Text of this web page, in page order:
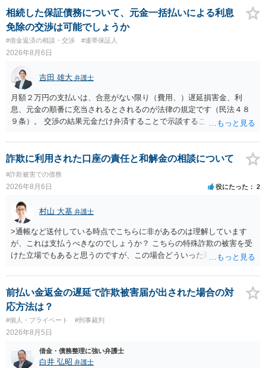
相続した保証債務について、元金一括払いによる利息
免除の交渉は可能でしょうか
#借金返済の相談・交渉 #連帯保証人
2026年8月6日
吉田 雄大 弁護士
月額２万円の支払いは、合意がない限り（費用、）遅延損害金、利
息、元金の順番に充当されるとされるのが法律の規定です（民法４８
９条）。 交渉の結果元金だけ弁済することで示談することは、弁護士
ることには消極的なことが多いものの、お近くの弁護士にご依頼しチ
ャレンジなさる意義は十分にあると思います。
詐欺に利用された口座の責任と和解金の相談について
#詐欺被害での債務
2026年8月6日 役にたった 2
村山 大基 弁護士
>通帳など送付している時点でこちらに非があるのは理解しています
が、これは支払うべきなのでしょうか？ こちらの特殊詐欺の被害を受
けた立場でもあると思うのですが、この場合どういった対処が必要で
がいいとは思います。 そもそも、特殊詐欺関係なく旦那さんの行為
は法に触れる可能性もあります。 ＞100万を支払わず穏便に和解する
ことは可能でしょうか？ →一般的には難しいです。相談者さんも１０
０万円の被害を受けたとして、１円も払わないで和解したいと言われ
たら、 できるだけ重い刑罰を与えて欲しい、と思われるのではない
でしょうか。 ＞弁護士さんに入ってもらうことで支払額が下がること
はありますか？ そこはあり得ます、ただ、弁護士費用かけるならその
分賠償に回すことも考えられるので、 兼ね合いは考えてみましょう。
前払い金返金の遅延で詐欺被害届が出された場合の対
応方法は？
#個人・プライベート #刑事裁判
2026年8月5日
借金・債務整理に強い弁護士
白井 弘昭 弁護士